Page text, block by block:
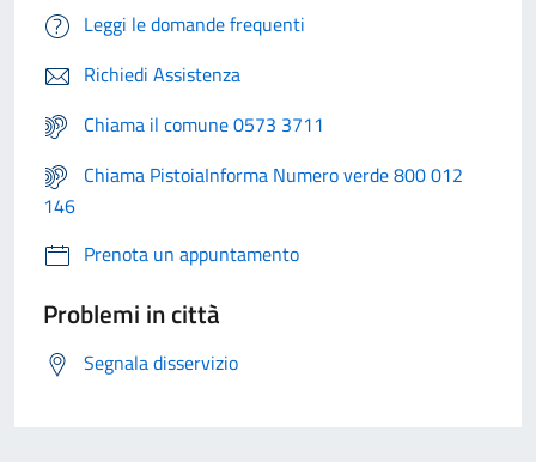
Leggi le domande frequenti
Richiedi Assistenza
Chiama il comune 0573 3711
Chiama PistoiaInforma Numero verde 800 012
146
Prenota un appuntamento
Problemi in città
Segnala disservizio